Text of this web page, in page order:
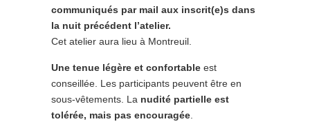
communiqués par mail aux inscrit(e)s dans
la nuit précédent l’atelier.
Cet atelier aura lieu à Montreuil.
Une tenue légère et confortable est
conseillée. Les participants peuvent être en
sous-vêtements. La nudité partielle est
tolérée, mais pas encouragée